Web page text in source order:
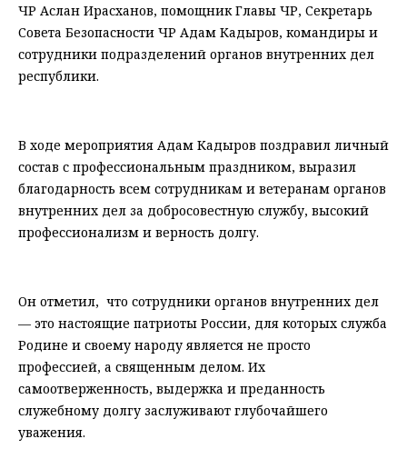
ЧР Аслан Ирасханов, помощник Главы ЧР, Секретарь
Совета Безопасности ЧР Адам Кадыров, командиры и
сотрудники подразделений органов внутренних дел
республики.
В ходе мероприятия Адам Кадыров поздравил личный
состав с профессиональным праздником, выразил
благодарность всем сотрудникам и ветеранам органов
внутренних дел за добросовестную службу, высокий
профессионализм и верность долгу.
Он отметил, что сотрудники органов внутренних дел
— это настоящие патриоты России, для которых служба
Родине и своему народу является не просто
профессией, а священным делом. Их
самоотверженность, выдержка и преданность
служебному долгу заслуживают глубочайшего
уважения.